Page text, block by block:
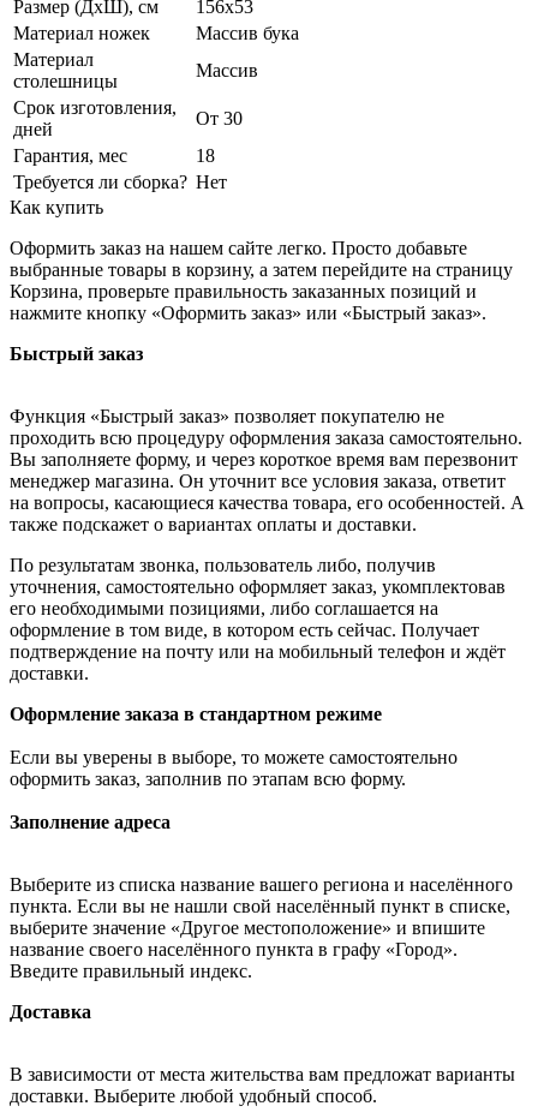
Размер (ДхШ), см
156х53
Материал ножек
Массив бука
Материал
столешницы
Массив
Срок изготовления,
дней
От 30
Гарантия, мес
18
Требуется ли сборка? Нет
Как купить
Оформить заказ на нашем сайте легко. Просто добавьте
выбранные товары в корзину, а затем перейдите на страницу
Корзина, проверьте правильность заказанных позиций и
нажмите кнопку «Оформить заказ» или «Быстрый заказ».
Быстрый заказ
Функция «Быстрый заказ» позволяет покупателю не
проходить всю процедуру оформления заказа самостоятельно.
Вы заполняете форму, и через короткое время вам перезвонит
менеджер магазина. Он уточнит все условия заказа, ответит
на вопросы, касающиеся качества товара, его особенностей. А
также подскажет о вариантах оплаты и доставки.
По результатам звонка, пользователь либо, получив
уточнения, самостоятельно оформляет заказ, укомплектовав
его необходимыми позициями, либо соглашается на
оформление в том виде, в котором есть сейчас. Получает
подтверждение на почту или на мобильный телефон и ждёт
доставки.
Оформление заказа в стандартном режиме
Если вы уверены в выборе, то можете самостоятельно
оформить заказ, заполнив по этапам всю форму.
Заполнение адреса
Выберите из списка название вашего региона и населённого
пункта. Если вы не нашли свой населённый пункт в списке,
выберите значение «Другое местоположение» и впишите
название своего населённого пункта в графу «Город».
Введите правильный индекс.
Доставка
В зависимости от места жительства вам предложат варианты
доставки. Выберите любой удобный способ.